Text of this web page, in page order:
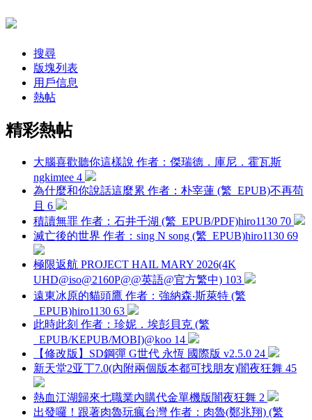
搜尋
版塊列表
用戶信息
熱帖
精彩熱帖
大腦喜歡聽你這樣說 作者：傑瑞德．庫尼．霍瓦斯
ngkimtee 4
為什麼和你說話這麼累 作者：朴宰蓮 (繁_EPUB)不再苟
且 6
積讀無罪 作者：石井千湖 (繁_EPUB/PDF)hiro1130 70
滅亡後的世界 作者：sing N song (繁_EPUB)hiro1130 69
極限返航 PROJECT HAIL MARY 2026(4K
UHD@iso@2160P@@英語@官方繁中) 103
遠東冰原的貓頭鷹 作者：強納森‧斯萊特 (繁
_EPUB)hiro1130 63
此時此刻 作者：珍妮．埃彭貝克 (繁
_EPUB/KEPUB/MOBI)@koo 14
【修改版】SD鋼彈 G世代 永恆 國際版 v2.5.0 24
新天堂2亚丁7.0(內附兩個版本都可找朋友)闇夜狂舞 45
熱血江湖歸來七職業內購代金單機版闇夜狂舞 2
出發囉！跟著肉魯玩瘋台灣 作者：肉魯(鄭兆翔) (繁